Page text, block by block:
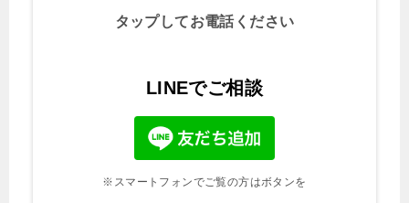
タップしてお電話ください
LINEでご相談
※スマートフォンでご覧の方はボタンを